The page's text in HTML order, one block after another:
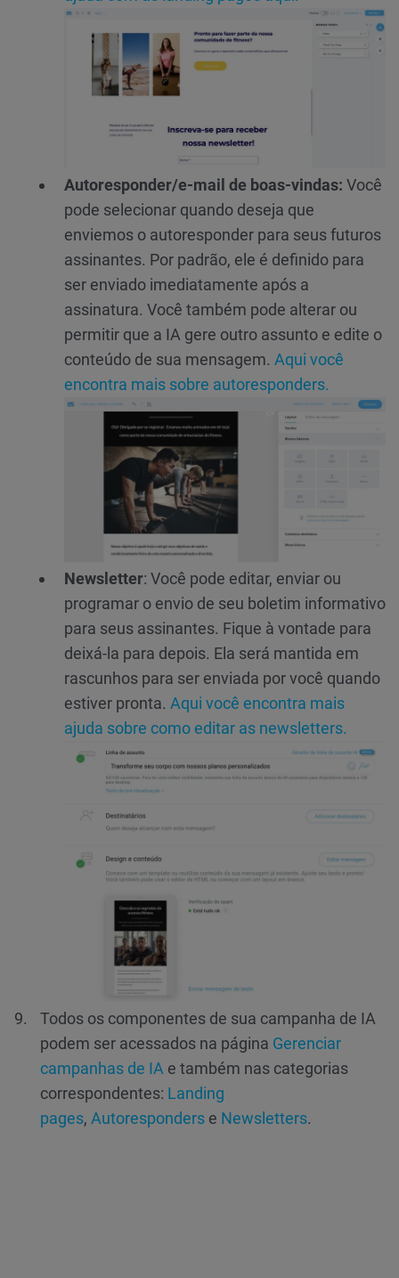
Autoresponder/e-mail de boas-vindas: Você
pode selecionar quando deseja que
enviemos o autoresponder para seus futuros
assinantes. Por padrão, ele é definido para
ser enviado imediatamente após a
assinatura. Você também pode alterar ou
permitir que a IA gere outro assunto e edite o
conteúdo de sua mensagem. Aqui você
encontra mais sobre autoresponders.
Newsletter: Você pode editar, enviar ou
programar o envio de seu boletim informativo
para seus assinantes. Fique à vontade para
deixá-la para depois. Ela será mantida em
rascunhos para ser enviada por você quando
estiver pronta. Aqui você encontra mais
ajuda sobre como editar as newsletters.
Todos os componentes de sua campanha de IA
podem ser acessados na página Gerenciar
campanhas de IA e também nas categorias
correspondentes: Landing
pages, Autoresponders e Newsletters.